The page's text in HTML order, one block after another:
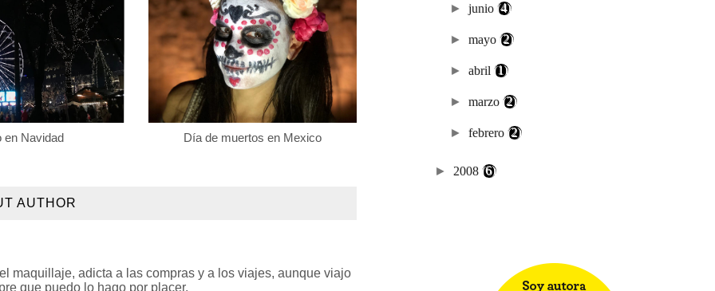
en Navidad Día de muertos en Mexico
AUTHOR
maquillaje, adicta a las compras y a los viajes, aunque viajo
que puedo lo hago por placer.
►junio(4)
►mayo(2)
►abril(1)
►marzo(2)
►febrero(2)
► 2008 (6)